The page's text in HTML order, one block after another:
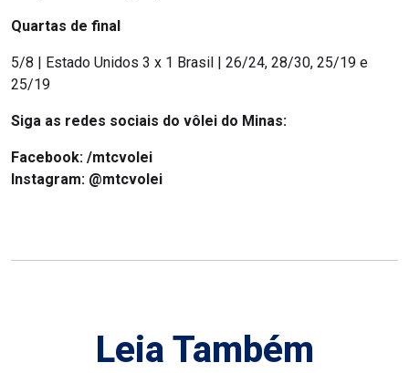
Quartas de final
5/8 | Estado Unidos 3 x 1 Brasil | 26/24, 28/30, 25/19 e
25/19
Siga as redes sociais do vôlei do Minas:
Facebook: /mtcvolei
Instagram: @mtcvolei
Leia Também